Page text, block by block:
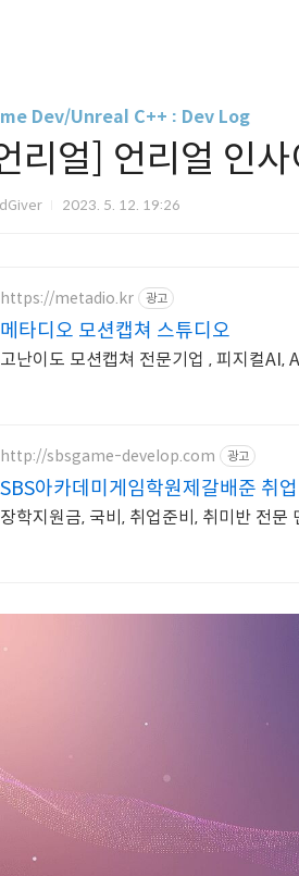
Dev/Unreal C++ : Dev Log
리얼] 언리얼 인
2023. 5. 12. 19:26
https://metadio.kr 광고
메타디오 모션캡쳐 스튜디오
고난이도 모션캡쳐 전문기업 , 피지컬AI,
http://sbsgame-develop.com 광고
SBS아카데미게임학원제갈배준 취
장학지원금, 국비, 취업준비, 취미반 전